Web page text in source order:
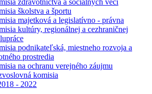
zdravotníctva a sociálnych vecí
školstva a športu
majetková a legislatívno - právna
kultúry, regionálnej a cezhraničnej
podnikateľská, miestneho rozvoja a
prostredia
na ochranu verejného záujmu
komisia
- 2022